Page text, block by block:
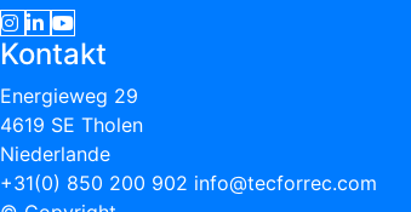
Kontakt
Energieweg 29
4619 SE Tholen
Niederlande
+31(0) 850 200 902 info@tecforrec.com